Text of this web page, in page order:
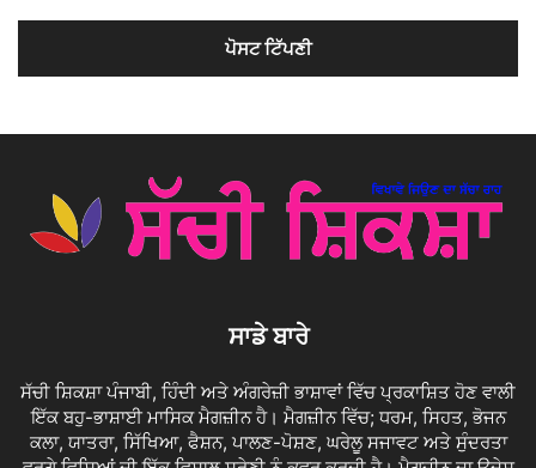
ਸਾਡੇ ਬਾਰੇ
ਸੱਚੀ ਸ਼ਿਕਸ਼ਾ ਪੰਜਾਬੀ, ਹਿੰਦੀ ਅਤੇ ਅੰਗਰੇਜ਼ੀ ਭਾਸ਼ਾਵਾਂ ਵਿੱਚ ਪ੍ਰਕਾਸ਼ਿਤ ਹੋਣ ਵਾਲੀ
ਇੱਕ ਬਹੁ-ਭਾਸ਼ਾਈ ਮਾਸਿਕ ਮੈਗਜ਼ੀਨ ਹੈ। ਮੈਗਜ਼ੀਨ ਵਿੱਚ; ਧਰਮ, ਸਿਹਤ, ਭੋਜਨ
ਕਲਾ, ਯਾਤਰਾ, ਸਿੱਖਿਆ, ਫੈਸ਼ਨ, ਪਾਲਣ-ਪੋਸ਼ਣ, ਘਰੇਲੂ ਸਜਾਵਟ ਅਤੇ ਸੁੰਦਰਤਾ